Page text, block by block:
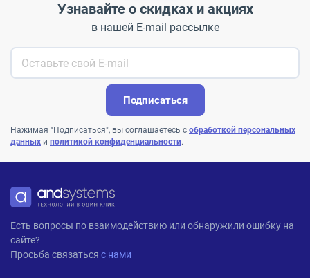
Узнавайте о скидках и акциях
в нашей E-mail рассылке
Подписаться
Нажимая "Подписаться", вы соглашаетесь с обработкой персональных
данных и политикой конфиденциальности.
ANDPRO
Есть вопросы по взаимодействию или обнаружили ошибку на
сайте?
Просьба связаться с нами